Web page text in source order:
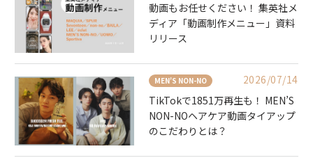
動画もお任せください！ 集英社メ
ディア「動画制作メニュー」資料
リリース
MEN'S NON-NO
2026/07/14
TikTokで1851万再生も！ MEN’S
NON-NOヘアケア動画タイアップ
のこだわりとは？